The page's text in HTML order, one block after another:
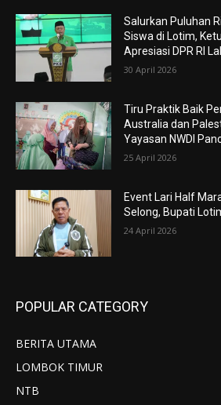
Salurkan Puluhan
Siswa di Lotim,
Apresiasi DPR RI
30 April 2026
Tiru Praktik Baik
Australia dan
Yayasan NWDI
25 April 2026
Event Lari Half
Selong, Bupati
24 April 2026
POPULAR CATEGORY
BERITA UTAMA
LOMBOK TIMUR
NTB